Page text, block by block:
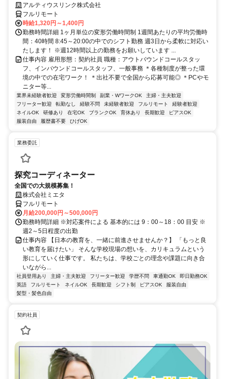
アルティウスリンク株式会社
フルリモート
時給1,320円～1,400円
勤務時間詳細 1ヶ月単位の変形労働時間制 1週間あたりの平均労働時
間：40時間 8:45～20:00の中でのシフト勤務 週3日から柔軟に対応い
たします！ ※週12時間以上の勤務をお願いしています ...
仕事内容 雇用形態：契約社員 職種：アウトバウンドコールスタッ
フ、インバウンドコールスタッフ、一般事務 ＊各種制度が整った環
境の中での在宅ワーク！ ＊出社不要で全国から応募可能◎ ＊PCやモ
ニター等...
業界未経験者歓迎 変形労働時間制 副業・WワークOK
主婦・主夫歓迎
フリーター歓迎
転勤なし 経験不問 未経験者歓迎 フルリモート
経験者歓迎
ネイルOK
研修あり 在宅OK ブランクOK 育休あり 長期歓迎
ピアスOK
服装自由
履歴書不要 ひげOK
業務委託
探究コーディネーター
全国での大規模募集！
株式会社ミエタ
フルリモート
月給200,000円～500,000円
勤務時間詳細 ※対応案件による 基本的には 9：00～18：00 目安 ※
週2～5日程度の出勤
仕事内容 【日本の教育を、一緒に前進させませんか？】 「もっと良
い教育を届けたい」 そんな学校現場の想いを、カリキュラムという
形にしていく仕事です。 私たちは、学校ごとの理念や課題に向き合
いながら...
社員登用あり 主婦・主夫歓迎 フリーター歓迎 学歴不問 車通勤OK
即日勤務OK
英語
フルリモート ネイルOK 長期歓迎 シフト制 ピアスOK
服装自由
髪型・髪色自由
契約社員